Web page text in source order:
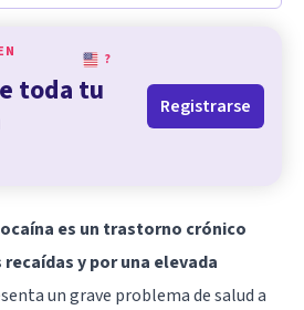
?
toda tu
Registrarse
es un trastorno crónico
y por una elevada
un grave problema de salud a